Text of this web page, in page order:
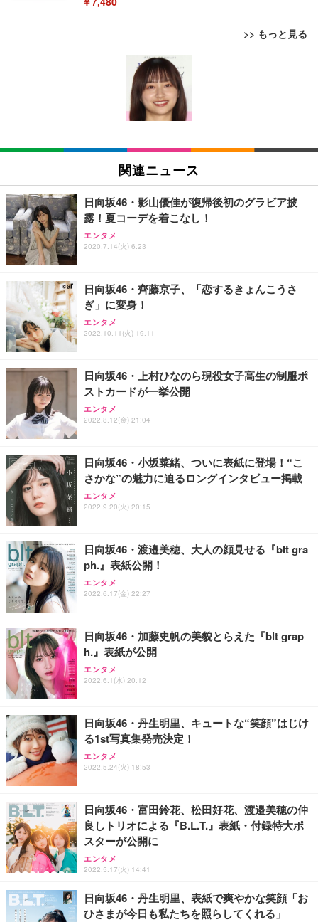
>> もっと見る
[EdoErgo] オフィスチェア 椅子 テレワーク 疲れな
い 跳ね上げ式アームレスト コンパクト 約105度ロッ
キング pc 事務椅子 360度回転 座面昇降 強化ナイロ
ン樹脂ベース 通気性メッシュ 在宅ワーク H-WY01
(黒網+黒枠+黒足)
SIHOO B100 オフィスチェア／デスクチェア メッシ
ュチェア 人間工学 疲れない ブラック
￥27,999
Sezlife オフィスチェア デスクチェア 疲れない テレ
ワーク チェア 強化バックレスト 30度ロッキング機
能 人間工学 椅子 腰サポート 90度跳ね上げ式アーム
ョン PCチェア 通気性メッシュ ゲーミング/勉強/事
務用 おしゃれ パソコンチェア (ブラック)
Sezlife オフィスチェア デスクチェア 疲れない テレ
ワーク チェア 強化バックレスト 30度ロッキング機
能 人間工学 椅子 腰サポート 90度跳ね上げ式アーム
務用 おしゃれ パソコンチェア (ホワイト)
ANDWINT オフィスチェア デスクチェア 肘なし メ
ッシュ 通気性 ランバーサポート付き 腰サポート ガ
ス圧無段階昇降 360度回転 キャスター付き コンパク
EIZO ビジネス向けプレミアムモニター | FlexScan
EV3240X-WT | 31.5型4K UHD・USB Type-C・ホワ
￥105,595
EIZO ビジネス向けプレミアムモニター | FlexScan
￥109,572
【純正品】27"ゲーミングモニター DualSense 充電
フック付き（CFI-ZDM1J）
【整備済み品】Dell E2724HS 27インチ 液晶モニタ
ー フルHD（1920×1080）VA 非光沢 HDMI/DisplayP
ort/VGA スピーカー内蔵 高さ調整 スイベル VESA対
【MiniLED/24.5inch/280Hz/FHD】GRAPHT THE S
HOOTER Gaming Monitor 24” Essential ゲーミン
グモニター QD 24.5インチ 1ms FHD 量子ドット 残
Amazonベーシック ペットシーツ 薄型 レギュラー 1
回使い捨て 無香料 ホワイト 300枚
Amazonベーシック ペットシーツ 厚型 ワイド 42枚
x2袋(84枚) ホワイト(吸収面:ライトブルー)
￥3,234
ネオ・ルーライフ ネオ・オムツ L 中型犬用 26枚入
り 単品
Smart Basic(スマートベーシック) 【Amazon.co.jp
限定】 Smart Basic アイリスオーヤマ ペットシーツ
超厚型 お徳用 ワイド 100枚入 (x 1) (ケース販売)
アイリスオーヤマ ペットシーツ 超厚型 お徳用 レギ
ュラー 200枚入【Amazon.co.jp限定】
関連ニュース
日向坂46・影山優佳が復帰後初のグラビア披
露！夏コーデを着こなし！
エンタメ
2020.7.14(火) 6:23
日向坂46・齊藤京子、「恋するきょんこうさ
ぎ」に変身！
エンタメ
2022.10.11(火) 19:11
日向坂46・上村ひなのら現役女子高生の制服ポ
ストカードが一挙公開
エンタメ
2022.8.12(金) 21:04
日向坂46・小坂菜緒、ついに表紙に登場！“こ
さかな”の魅力に迫るロングインタビュー掲載
エンタメ
2022.9.20(火) 20:15
日向坂46・渡邉美穂、大人の顔見せる『blt gra
ph.』表紙公開！
エンタメ
2022.6.17(金) 22:27
日向坂46・加藤史帆の美貌とらえた『blt grap
h.』表紙が公開
エンタメ
2022.6.1(水) 20:12
日向坂46・丹生明里、キュートな“笑顔”はじけ
る1st写真集発売決定！
エンタメ
2022.5.24(火) 18:53
日向坂46・富田鈴花、松田好花、渡邉美穂の仲
良しトリオによる『B.L.T.』表紙・付録特大ポ
スターが公開に
エンタメ
2022.5.17(火) 14:41
日向坂46・丹生明里、表紙で爽やかな笑顔「お
ひさまが今日も私たちを照らしてくれる」